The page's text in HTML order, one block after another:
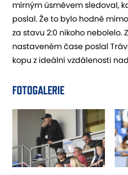
mírným úsměvem sledoval,
poslal. Že to bylo hodně
za stavu 2:0 nikoho nebolelo.
nastaveném čase poslal
kopu z ideální vzdálenosti
FOTOGALERIE